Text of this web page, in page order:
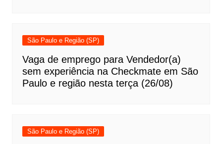
São Paulo e Região (SP)
Vaga de emprego para Vendedor(a)
sem experiência na Checkmate em São
Paulo e região nesta terça (26/08)
São Paulo e Região (SP)